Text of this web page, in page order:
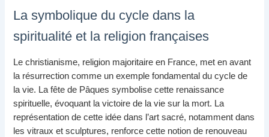
La symbolique du cycle dans la
spiritualité et la religion françaises
Le christianisme, religion majoritaire en France, met en avant
la résurrection comme un exemple fondamental du cycle de
la vie. La fête de Pâques symbolise cette renaissance
spirituelle, évoquant la victoire de la vie sur la mort. La
représentation de cette idée dans l’art sacré, notamment dans
les vitraux et sculptures, renforce cette notion de renouveau